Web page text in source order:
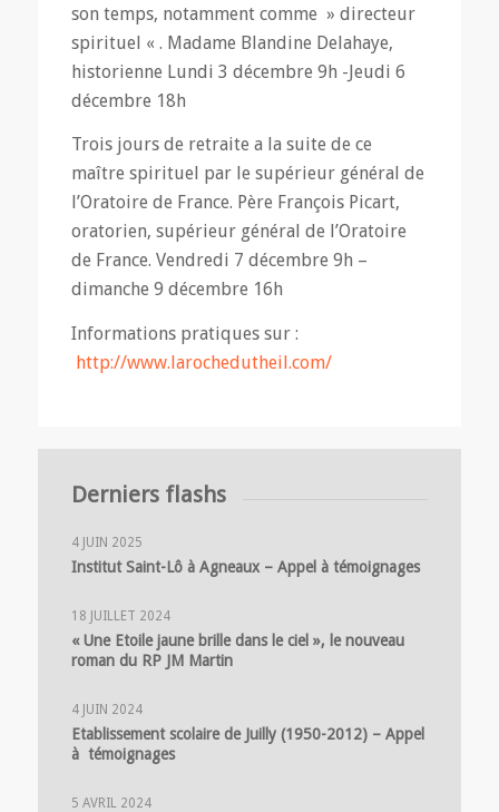
son temps, notamment comme » directeur
spirituel « . Madame Blandine Delahaye,
historienne Lundi 3 décembre 9h -Jeudi 6
décembre 18h
Trois jours de retraite a la suite de ce
maître spirituel par le supérieur général de
l’Oratoire de France. Père François Picart,
oratorien, supérieur général de l’Oratoire
de France. Vendredi 7 décembre 9h –
dimanche 9 décembre 16h
Informations pratiques sur :
http://www.larochedutheil.com/
Derniers flashs
4 JUIN 2025
Institut Saint-Lô à Agneaux – Appel à témoignages
18 JUILLET 2024
« Une Etoile jaune brille dans le ciel », le nouveau
roman du RP JM Martin
4 JUIN 2024
Etablissement scolaire de Juilly (1950-2012) – Appel
à témoignages
5 AVRIL 2024